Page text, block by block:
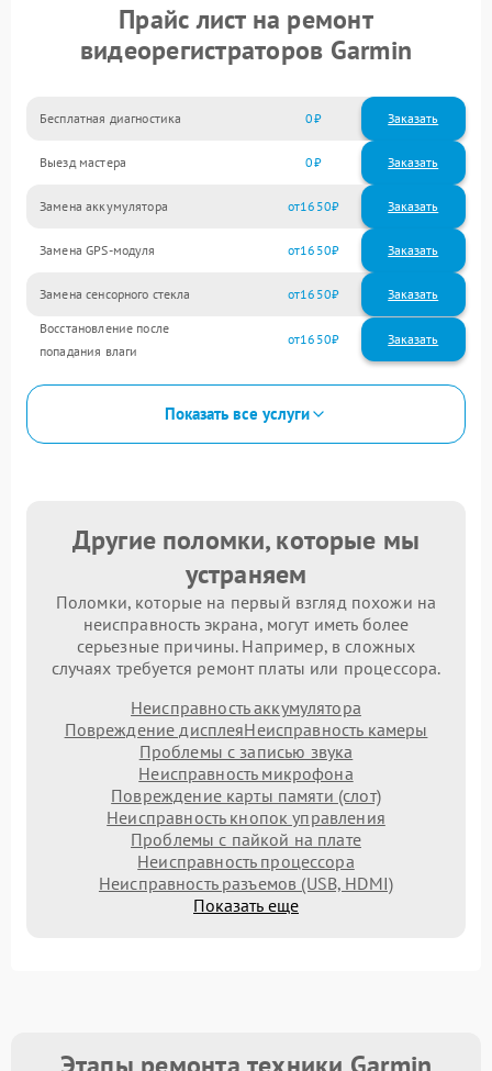
Прайс лист на ремонт
видеорегистраторов Garmin
Бесплатная диагностика 0 Заказать
Выезд мастера 0 Заказать
Замена аккумулятора 1650
Замена GPS-модуля 1650
Замена сенсорного стекла 1650
Восстановление после
попадания влаги
1650
Показать все услуги
Другие поломки, которые мы
устраняем
Поломки, которые на первый взгляд похожи на
неисправность экрана, могут иметь более
серьезные причины. Например, в сложных
случаях требуется ремонт платы или процессора.
Неисправность аккумулятора
Повреждение дисплеяНеисправность камеры
Проблемы с записью звука
Неисправность микрофона
Повреждение карты памяти (слот)
Неисправность кнопок управления
Проблемы с пайкой на плате
Неисправность процессора
Неисправность разъемов (USB, HDMI)
Показать еще